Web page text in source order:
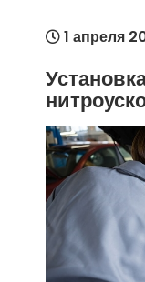
1 апреля